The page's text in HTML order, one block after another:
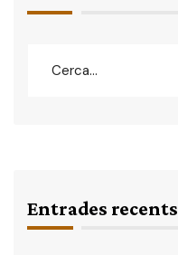
Entrades recents